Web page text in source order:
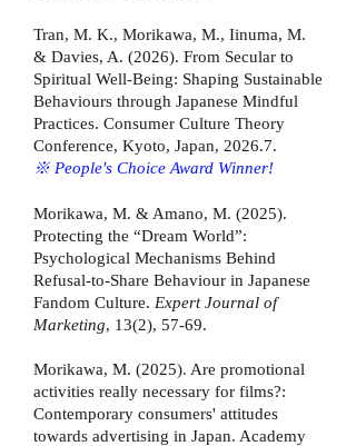
Tran, M. K., Morikawa, M., Iinuma, M.
& Davies, A. (2026). From Secular to
Spiritual Well-Being: Shaping Sustainable
Behaviours through Japanese Mindful
Practices. Consumer Culture Theory
Conference, Kyoto, Japan, 2026.7.
※ People's Choice Award Winner!
Morikawa, M. & Amano, M. (2025).
Protecting the “Dream World”:
Psychological Mechanisms Behind
Refusal-to-Share Behaviour in Japanese
Fandom Culture. Expert Journal of
Marketing, 13(2), 57-69.
Morikawa, M. (2025). Are promotional
activities really necessary for films?:
Contemporary consumers' attitudes
towards advertising in Japan. Academy